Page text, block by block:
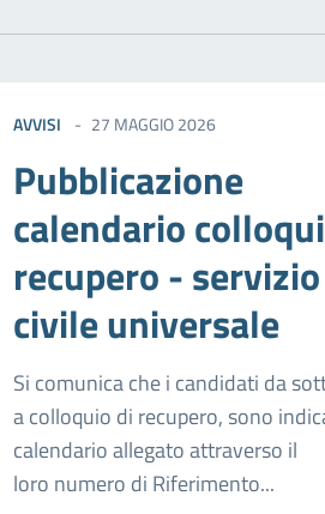
AVVISI 27 MAGGIO 2026
Pubblicazione
calendario
recupero - servizio
civile universale
Si comunica che i candidati da
a colloquio di recupero, sono
calendario allegato attraverso il
loro numero di Riferimento...